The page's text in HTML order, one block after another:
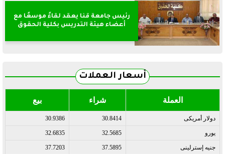
رئيس جامعة قنا يعقد لقاءً موسعًا مع
أعضاء هيئة التدريس بكلية الحقوق
أسعار العملات
العملة شراء بيع
دولار أمريكى 30.8414
30.9386
يورو 32.5685
32.6835
جنيه إسترلينى 37.5895
37.7203